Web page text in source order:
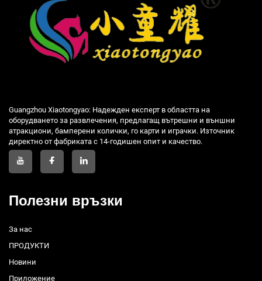
Guangzhou Xiaotongyao: Надежден експерт в областта на
оборудването за развлечения, предлагащ вътрешни и външни
атракциони, бамперени колички, го карти и играчки. Източник
директно от фабриката с 14-годишен опит и качество.
Полезни връзки
За нас
ПРОДУКТИ
Новини
Приложение